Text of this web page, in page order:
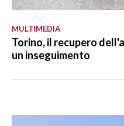
MULTIMEDIA
Torino, il recupero
un inseguimento